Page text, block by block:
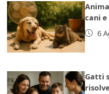
cani
6
Gatti